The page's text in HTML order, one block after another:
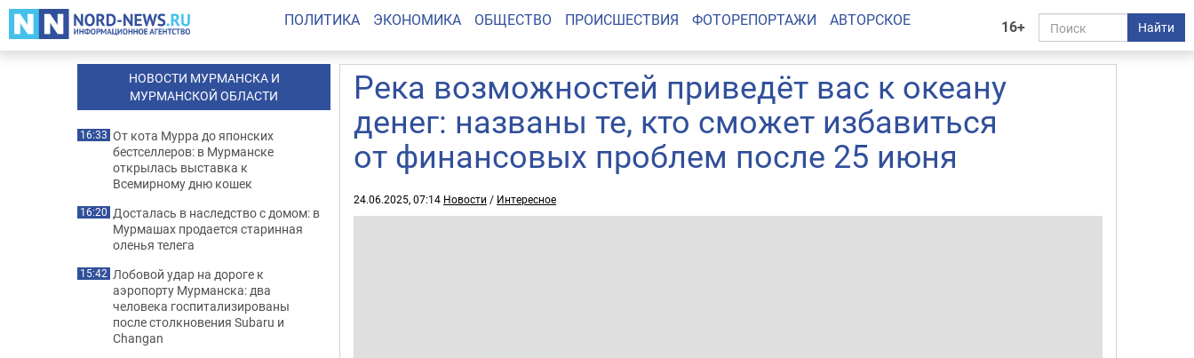
16+ Найти
ПОЛИТИКА ЭКОНОМИКА ОБЩЕСТВО ПРОИСШЕСТВИЯ ФОТОРЕПОРТАЖИ АВТОРСКОЕ
Река возможностей приведёт вас к океану
денег: названы те, кто сможет избавиться
от финансовых проблем после 25 июня
24.06.2025, 07:14 Новости / Интересное
НОВОСТИ МУРМАНСКА И
МУРМАНСКОЙ ОБЛАСТИ
16:33 От кота Мурра до японских
бестселлеров: в Мурманске
открылась выставка к
Всемирному дню кошек
16:20 Досталась в наследство с домом: в
Мурмашах продается старинная
оленья телега
15:42 Лобовой удар на дороге к
аэропорту Мурманска: два
человека госпитализированы
после столкновения Subaru и
Changan